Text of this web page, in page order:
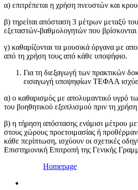
α) επιτρέπεται η χρήση πνευστών και
β) τηρείται απόσταση 3 μέτρων μεταξύ
εξεταστών-βαθμολογητών που
γ) καθαρίζονται τα μουσικά όργανα με
από τη χρήση τους από κάθε υποψήφιο.
Για τη διεξαγωγή των πρακτικών
εισαγωγή υποψηφίων ΤΕΦΑΑ
α) ο καθαρισμός με απολυμαντικό υγρό
του βοηθητικού εξοπλισμού πριν τη χρήση
β) η τήρηση απόστασης ενάμισι μέτρου
στους χώρους προετοιμασίας ή
κάθε περίπτωση, ισχύουν οι σχετικές
Επιστημονική Επιτροπή της Γενικής
Homepage